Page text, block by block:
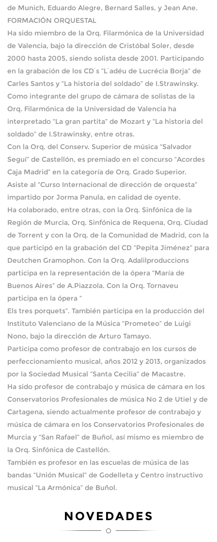
de Munich, Eduardo Alegre, Bernard Salles, y Jean Ane.
FORMACIÓN ORQUESTAL
Ha sido miembro de la Orq. Filarmónica de la Universidad
de Valencia, bajo la dirección de Cristóbal Soler, desde
2000 hasta 2005, siendo solista desde 2001. Participando
en la grabación de los CD ́s “L ́adéu de Lucrécia Borja” de
Carles Santos y “La historia del soldado” de I.Strawinsky.
Como integrante del grupo de cámara de solistas de la
Orq. Filarmónica de la Universidad de Valencia ha
interpretado “La gran partita” de Mozart y “La historia del
soldado” de I.Strawinsky, entre otras.
Con la Orq. del Conserv. Superior de música “Salvador
Seguí” de Castellón, es premiado en el concurso “Acordes
Caja Madrid” en la categoría de Orq. Grado Superior.
Asiste al “Curso Internacional de dirección de orquesta”
impartido por Jorma Panula, en calidad de oyente.
Ha colaborado, entre otras, con la Orq. Sinfónica de la
Región de Murcia, Orq. Sinfónica de Requena, Orq. Ciudad
de Torrent y con la Orq. de la Comunidad de Madrid, con la
que participó en la grabación del CD “Pepita Jiménez” para
Deutchen Gramophon. Con la Orq. Adalilproduccions
participa en la representación de la ópera “María de
Buenos Aires” de A.Piazzola. Con la Orq. Tornaveu
participa en la ópera “
Els tres porquets”. También participa en la producción del
Instituto Valenciano de la Música “Prometeo” de Luigi
Nono, bajo la dirección de Arturo Tamayo.
Participa como profesor de contrabajo en los cursos de
perfeccionamiento musical, años 2012 y 2013, organizados
por la Sociedad Musical “Santa Cecilia” de Macastre.
Ha sido profesor de contrabajo y música de cámara en los
Conservatorios Profesionales de música No 2 de Utiel y de
Cartagena, siendo actualmente profesor de contrabajo y
música de cámara en los Conservatorios Profesionales de
Murcia y “San Rafael” de Buñol, así mismo es miembro de
la Orq. Sinfónica de Castellón.
También es profesor en las escuelas de música de las
bandas “Unión Musical” de Godelleta y Centro instructivo
musical “La Armónica” de Buñol.
NOVEDADES